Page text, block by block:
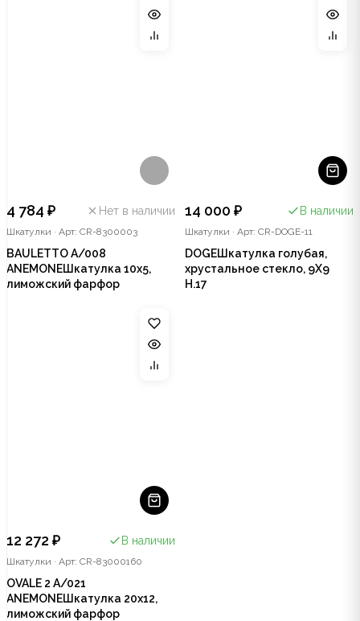
4 784 ₽ Нет в наличии
Шкатулки · Арт: CR-8300003
BAULETTO A/008
ANEMONEШкатулка 10х5,
лиможский фарфор
14 000 ₽ В наличии
Шкатулки · Арт: CR-DOGE-11
DOGEШкатулка голубая,
хрустальное стекло, 9X9
Н.17
12 272 ₽ В наличии
Шкатулки · Арт: CR-83000160
OVALE 2 A/021
ANEMONEШкатулка 20х12,
лиможский фарфор